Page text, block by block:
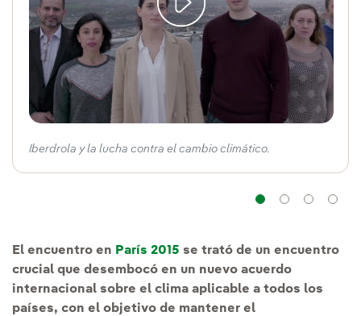
Iberdrola y la lucha contra el cambio climático.
El encuentro en París 2015 se trató de un encuentro
crucial que desembocó en un nuevo acuerdo
internacional sobre el clima aplicable a todos los
países, con el objetivo de mantener el